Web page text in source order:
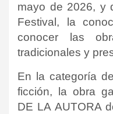
mayo de 2026, y
Festival, la
conocer las
tradicionales y
En la categoría
ficción, la obra
DE LA AUTORA